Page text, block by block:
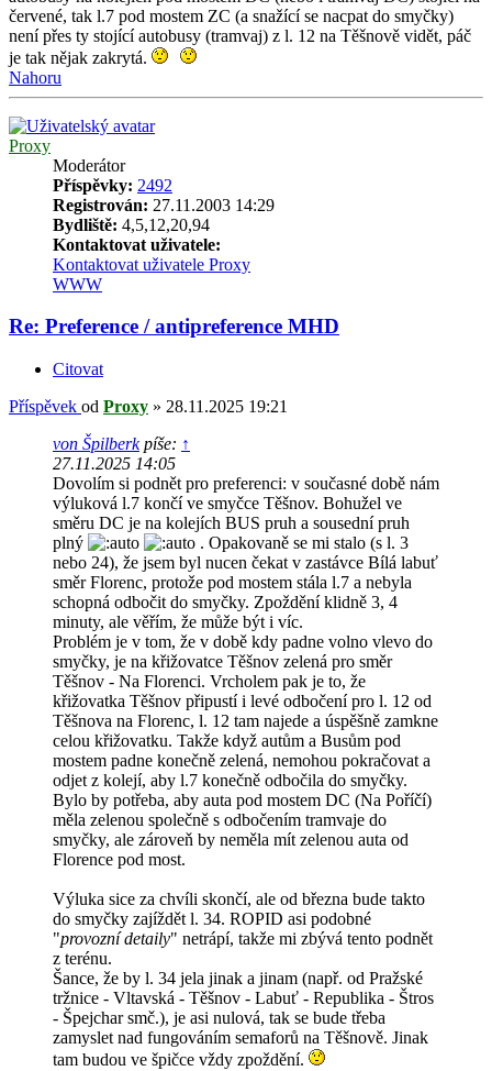
červené, tak l.7 pod mostem ZC (a snažící se nacpat do smyčky)
není přes ty stojící autobusy (tramvaj) z l. 12 na Těšnově vidět, páč
je tak nějak zakrytá.
Nahoru
Proxy
Moderátor
Příspěvky: 2492
Registrován: 27.11.2003 14:29
Bydliště: 4,5,12,20,94
Kontaktovat uživatele:
Kontaktovat uživatele Proxy
WWW
Re: Preference / antipreference MHD
Citovat
Příspěvek od Proxy » 28.11.2025 19:21
von Špilberkpíše: ↑
27.11.2025 14:05
Dovolím si podnět pro preferenci: v současné době nám
výluková l.7 končí ve smyčce Těšnov. Bohužel ve
směru DC je na kolejích BUS pruh a sousední pruh
plný
. Opakovaně se mi stalo (s l. 3
nebo 24), že jsem byl nucen čekat v zastávce Bílá labuť
směr Florenc, protože pod mostem stála l.7 a nebyla
schopná odbočit do smyčky. Zpoždění klidně 3, 4
minuty, ale věřím, že může být i víc.
Problém je v tom, že v době kdy padne volno vlevo do
smyčky, je na křižovatce Těšnov zelená pro směr
Těšnov - Na Florenci. Vrcholem pak je to, že
křižovatka Těšnov připustí i levé odbočení pro l. 12 od
Těšnova na Florenc, l. 12 tam najede a úspěšně zamkne
celou křižovatku. Takže když autům a Busům pod
mostem padne konečně zelená, nemohou pokračovat a
odjet z kolejí, aby l.7 konečně odbočila do smyčky.
Bylo by potřeba, aby auta pod mostem DC (Na Poříčí)
měla zelenou společně s odbočením tramvaje do
smyčky, ale zároveň by neměla mít zelenou auta od
Florence pod most.
Výluka sice za chvíli skončí, ale od března bude takto
do smyčky zajíždět l. 34. ROPID asi podobné
"provozní detaily" netrápí, takže mi zbývá tento podnět
z terénu.
Šance, že by l. 34 jela jinak a jinam (např. od Pražské
tržnice - Vltavská - Těšnov - Labuť - Republika - Štros
- Špejchar smč.), je asi nulová, tak se bude třeba
zamyslet nad fungováním semaforů na Těšnově. Jinak
tam budou ve špičce vždy zpoždění.